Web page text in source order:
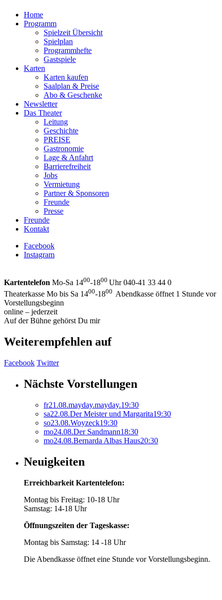
Home
Programm
Spielzeit Übersicht
Spielplan
Programmhefte
Gastspiele
Karten
Karten kaufen
Saalplan & Preise
Abo & Geschenke
Newsletter
Das Theater
Leitung
Geschichte
PREISE
Gastronomie
Lage & Anfahrt
Barrierefreiheit
Jobs
Vermietung
Partner & Sponsoren
Freunde
Presse
Freunde
Kontakt
Facebook
Instagram
Kartentelefon Mo-Sa 1400-1800 Uhr 040-41 33 44 0
Theaterkasse Mo bis Sa 1400-1800 Abendkasse öffnet 1 Stunde vor
Vorstellungsbeginn
online – jederzeit
Auf der Bühne gehörst Du mir
Weiterempfehlen auf
Facebook Twitter
Nächste Vorstellungen
fr21.08.mayday.mayday.19:30
sa22.08.Der Meister und Margarita19:30
so23.08.Woyzeck19:30
mo24.08.Der Sandmann18:30
mo24.08.Bernarda Albas Haus20:30
Neuigkeiten
Erreichbarkeit Kartentelefon:
Montag bis Freitag: 10-18 Uhr
Samstag: 14-18 Uhr
Öffnungszeiten der Tageskasse:
Montag bis Samstag: 14 -18 Uhr
Die Abendkasse öffnet eine Stunde vor Vorstellungsbeginn.